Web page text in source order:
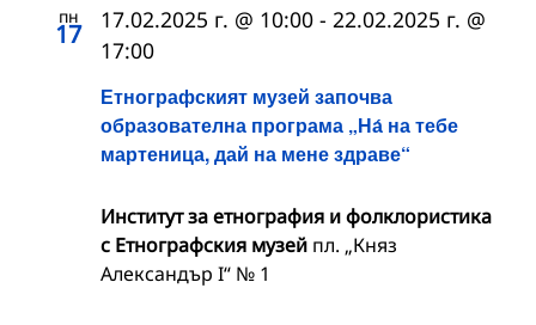
пн
17
Етнографският музей започва
образователна програма „На́ на тебе
мартеница, дай на мене здраве“
17.02.2025 г. @ 10:00 - 22.02.2025 г. @
17:00
Институт за етнография и фолклористика
с Етнографския музей пл. „Княз
Александър I“ № 1